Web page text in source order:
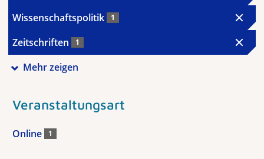
Wissenschaftspolitik 1
Zeitschriften 1
Mehr zeigen
Veranstaltungsart
Online 1